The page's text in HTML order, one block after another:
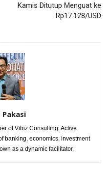
Kamis Ditutup Menguat ke
Rp17.128/USD
of Vibiz Consulting. Active
banking, economics, investment
as a dynamic facilitator.